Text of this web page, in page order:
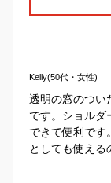
Kelly(50代・女性)
透明の窓のつい
です。ショルダ
できて便利です
としても使える